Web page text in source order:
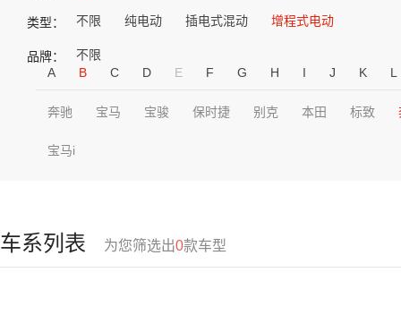
类型： 不限 纯电动 插电式混动 增程式电动
品牌：
不限
A
B C D E F G H I J K L
奔驰 宝马 宝骏 保时捷 别克 本田 标致
宝马i
车系列表 为您筛选出0款车型